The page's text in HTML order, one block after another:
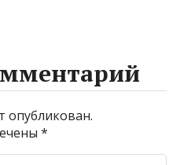
опубликован.
*